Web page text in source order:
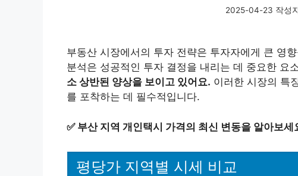
2025-04-23 작성
부동산 시장에서의 투자 전략은 투자자에게 큰 영
분석은 성공적인 투자 결정을 내리는 데 중요한 요
소 상반된 양상을 보이고 있어요. 이러한 시장의 특
를 포착하는 데 필수적입니다.
✅ 부산 지역 개인택시 가격의 최신 변동을 알아보세
평당가 지역별 시세 비교